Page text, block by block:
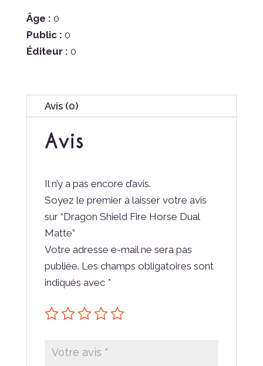
Dual
Matte
Âge : 0
Public : 0
Éditeur : 0
Avis (0)
Avis
Il n’y a pas encore d’avis.
Soyez le premier à laisser votre avis
sur “Dragon Shield Fire Horse Dual
Matte”
Votre adresse e-mail ne sera pas
publiée. Les champs obligatoires sont
indiqués avec *